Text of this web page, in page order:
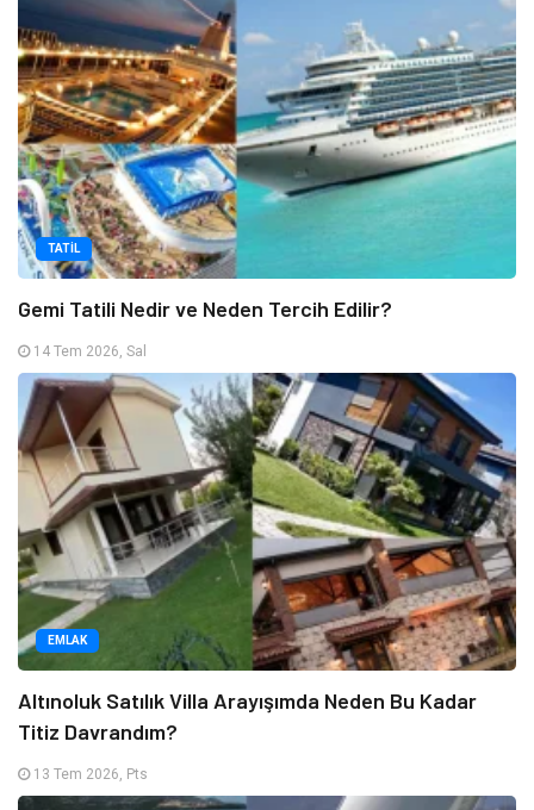
TATIL
Gemi Tatili Nedir ve Neden Tercih Edilir?
14 Tem 2026, Sal
EMLAK
Altınoluk Satılık Villa Arayışımda Neden Bu Kadar
Titiz Davrandım?
13 Tem 2026, Pts